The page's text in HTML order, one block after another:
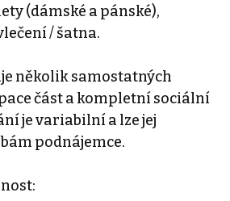
(dámské a pánské),
/ šatna.
několik samostatných
část a kompletní sociální
je variabilní a lze jej
podnájemce.